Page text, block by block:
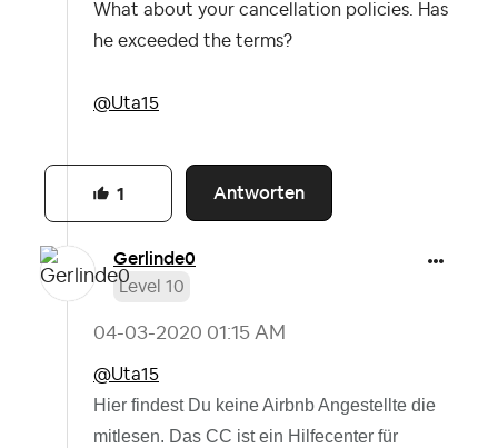
What about your cancellation policies. Has
he exceeded the terms?
@Uta15
Antworten
1
Gerlinde0
Level 10
‎04-03-2020 01:15 AM
@Uta15
Hier findest Du keine Airbnb Angestellte die
mitlesen. Das CC ist ein Hilfecenter für